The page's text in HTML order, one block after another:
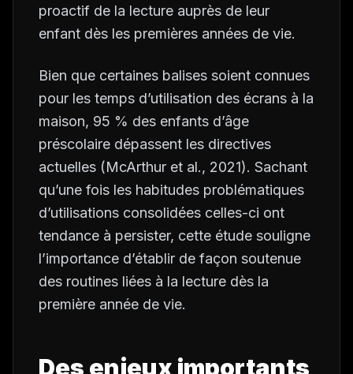
proactif de la lecture auprès de leur
enfant dès les premières années de vie.
Bien que certaines balises soient connues
pour les temps d’utilisation des écrans à la
maison, 95 % des enfants d’âge
préscolaire dépassent les directives
actuelles (McArthur et al., 2021). Sachant
qu’une fois les habitudes problématiques
d’utilisations consolidées celles-ci ont
tendance à persister, cette étude souligne
l’importance d’établir de façon soutenue
des routines liées à la lecture dès la
première année de vie.
Des enjeux importants